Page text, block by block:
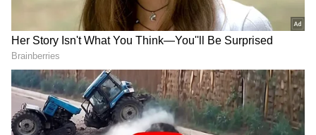
DOWNLOAD APP
ಕರ್ನಾಟಕ, ಭಾರತ (India News) ಮತ್ತು ಜಗತ್ತಿನ